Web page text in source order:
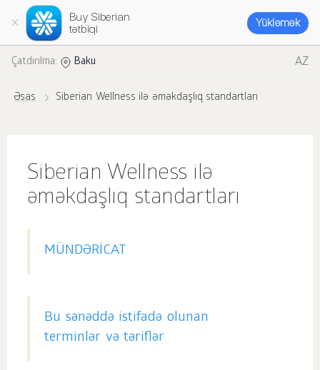
Buy Siberian
tətbiqi
Yükləmək
Çatdırılma: Baku AZ
Əsas Siberian Wellness ilə əməkdaşlıq standartları
Siberian Wellness ilə
əməkdaşlıq standartları
MÜNDƏRİCAT
Bu sənəddə istifadə olunan
terminlər və təriflər